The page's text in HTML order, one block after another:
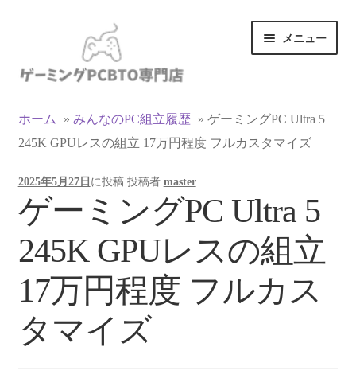
ゲ
ョ
ン
ス
キ
ッ
プ
テ
へ
ス
ッ
プ
メニュー
マイアカウント
支払い
お買い物カゴ
お買い物ガイド
LINEでお問い合わせ
ホーム » みんなのPC組立履歴 » ゲーミングPC Ultra 5
245K GPUレスの組立 17万円程度 フルカスタマイズ
2025年5月27日 に投稿 投稿者 master
ゲーミングPC Ultra 5
245K GPUレスの組立
17万円程度 フルカス
タマイズ